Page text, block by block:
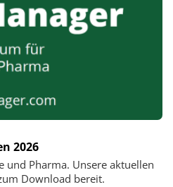
2026
und Pharma. Unsere aktuellen
Download bereit.